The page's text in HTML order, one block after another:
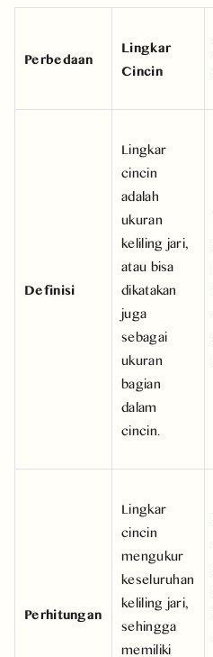
Perbedaan
Lingkar
Cincin
Definisi
Lingkar
cincin
adalah
ukuran
keliling jari,
atau bisa
dikatakan
juga
sebagai
ukuran
bagian
dalam
cincin.
Perhitungan
Lingkar
cincin
mengukur
keseluruhan
keliling jari,
sehingga
memiliki